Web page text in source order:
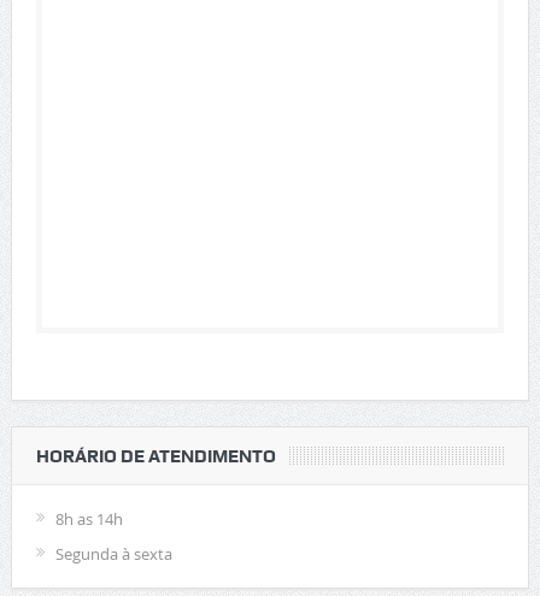
HORÁRIO DE ATENDIMENTO
8h as 14h
Segunda à sexta